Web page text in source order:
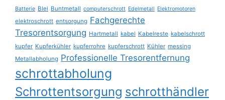
Batterie Blei Buntmetall computerschrott Edelmetall Elektromotoren
elektroschrott entsorgung Fachgerechte
Tresorentsorgung Hartmetall kabel Kabelreste kabelschrott
kupfer Kupferkühler kupferrohre kupferschrott Kühler messing
Metallabholung Professionelle Tresorentfernung
schrottabholung
Schrottentsorgung schrotthändler